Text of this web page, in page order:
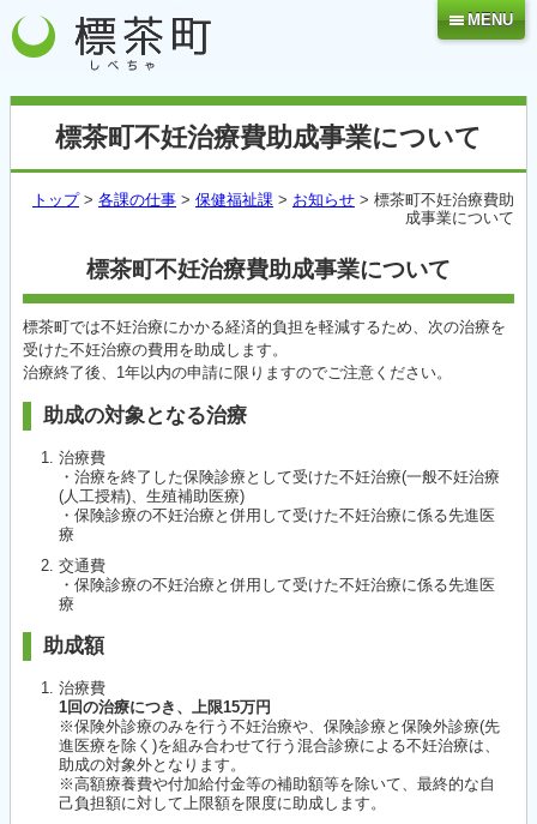
MENU
標茶町不妊治療費助成事業について
トップ> 各課の仕事 > 保健福祉課 > お知らせ > 標茶町不妊治療費助
成事業について
標茶町不妊治療費助成事業について
標茶町では不妊治療にかかる経済的負担を軽減するため、次の治療を
受けた不妊治療の費用を助成します。
治療終了後、1年以内の申請に限りますのでご注意ください。
助成の対象となる治療
治療費
・治療を終了した保険診療として受けた不妊治療(一般不妊治療
(人工授精)、生殖補助医療)
・保険診療の不妊治療と併用して受けた不妊治療に係る先進医
療
交通費
・保険診療の不妊治療と併用して受けた不妊治療に係る先進医
療
助成額
治療費
1回の治療につき、上限15万円
※保険外診療のみを行う不妊治療や、保険診療と保険外診療(先
進医療を除く)を組み合わせて行う混合診療による不妊治療は、
助成の対象外となります。
※高額療養費や付加給付金等の補助額等を除いて、最終的な自
己負担額に対して上限額を限度に助成します。